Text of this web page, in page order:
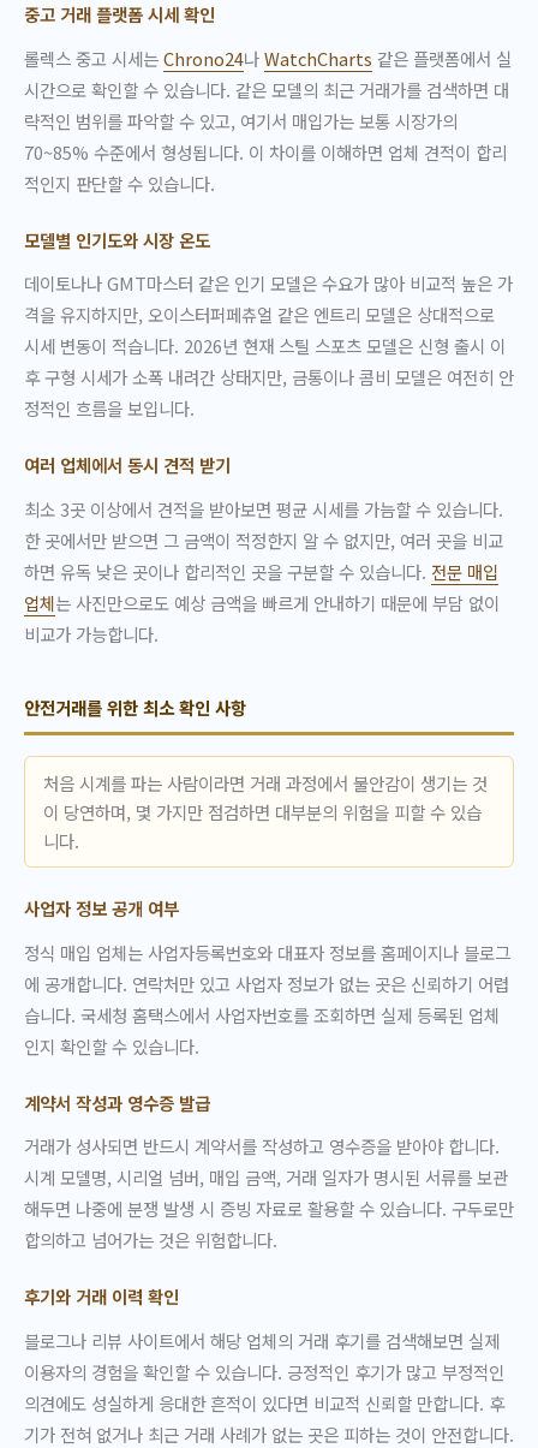
중고 거래 플랫폼 시세 확인
롤렉스 중고 시세는Chrono24나WatchCharts 같은 플랫폼에서 실
시간으로 확인할 수 있습니다. 같은 모델의 최근 거래가를 검색하면 대
략적인 범위를 파악할 수 있고, 여기서 매입가는 보통 시장가의
70~85% 수준에서 형성됩니다. 이 차이를 이해하면 업체 견적이 합리
적인지 판단할 수 있습니다.
모델별 인기도와 시장 온도
데이토나나 GMT마스터 같은 인기 모델은 수요가 많아 비교적 높은 가
격을 유지하지만, 오이스터퍼페츄얼 같은 엔트리 모델은 상대적으로
시세 변동이 적습니다. 2026년 현재 스틸 스포츠 모델은 신형 출시 이
후 구형 시세가 소폭 내려간 상태지만, 금통이나 콤비 모델은 여전히 안
정적인 흐름을 보입니다.
여러 업체에서 동시 견적 받기
최소 3곳 이상에서 견적을 받아보면 평균 시세를 가늠할 수 있습니다.
한 곳에서만 받으면 그 금액이 적정한지 알 수 없지만, 여러 곳을 비교
하면 유독 낮은 곳이나 합리적인 곳을 구분할 수 있습니다. 전문 매입
업체는 사진만으로도 예상 금액을 빠르게 안내하기 때문에 부담 없이
비교가 가능합니다.
안전거래를 위한 최소 확인 사항
처음 시계를 파는 사람이라면 거래 과정에서 불안감이 생기는 것
이 당연하며, 몇 가지만 점검하면 대부분의 위험을 피할 수 있습
니다.
사업자 정보 공개 여부
정식 매입 업체는 사업자등록번호와 대표자 정보를 홈페이지나 블로그
에 공개합니다. 연락처만 있고 사업자 정보가 없는 곳은 신뢰하기 어렵
습니다. 국세청 홈택스에서 사업자번호를 조회하면 실제 등록된 업체
인지 확인할 수 있습니다.
계약서 작성과 영수증 발급
거래가 성사되면 반드시 계약서를 작성하고 영수증을 받아야 합니다.
시계 모델명, 시리얼 넘버, 매입 금액, 거래 일자가 명시된 서류를 보관
해두면 나중에 분쟁 발생 시 증빙 자료로 활용할 수 있습니다. 구두로만
합의하고 넘어가는 것은 위험합니다.
후기와 거래 이력 확인
블로그나 리뷰 사이트에서 해당 업체의 거래 후기를 검색해보면 실제
이용자의 경험을 확인할 수 있습니다. 긍정적인 후기가 많고 부정적인
의견에도 성실하게 응대한 흔적이 있다면 비교적 신뢰할 만합니다. 후
기가 전혀 없거나 최근 거래 사례가 없는 곳은 피하는 것이 안전합니다.